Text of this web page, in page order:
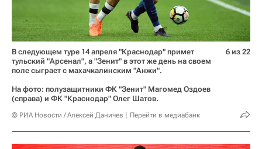
В следующем туре 14 апреля "Краснодар" примет
тульский "Арсенал", а "Зенит" в этот же день на своем
поле сыграет с махачкалинским "Анжи".
На фото: полузащитники ФК "Зенит" Магомед Оздоев
(справа) и ФК "Краснодар" Олег Шатов.
© РИА Новости / Алексей Даничев Перейти в медиабанк
6 из 22